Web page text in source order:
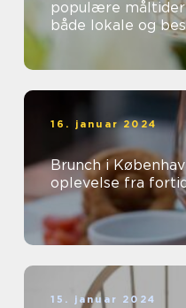
populære
både lokale og
mange
16. januar 2024
Brunch i
oplevelse fra
15. januar 2024